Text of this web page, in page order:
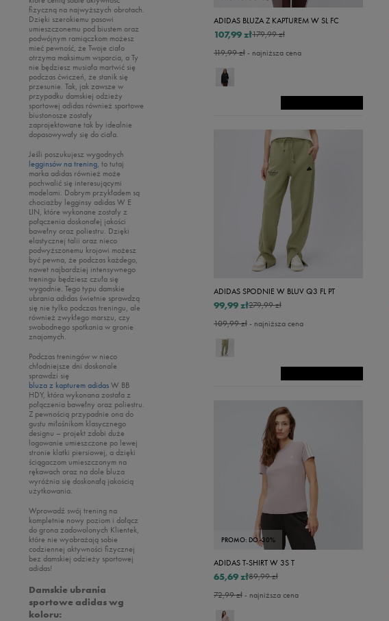
ADIDAS BLUZA Z KAPTUREM W SL FC
179,99 zł
107,99 zł
119,99 zł- najniższa cena
ADIDAS SPODNIE W BLUV Q3 FL PT
279,99 zł
99,99 zł
109,99 zł- najniższa cena
PROMO: DO -30%
ADIDAS T-SHIRT W 3S T
89,99 zł
65,69 zł
72,99 zł- najniższa cena
Akcesoria narciarskie
Szaliki i rękawiczki
Czapki zimowe
Levi's
Lacoste
New Balance
New Era
Nike
Oto
Puma
Reebok
Sizeer
Skechers
Timberland
Umbro
Under Armour
Up8
U.S. Polo ASSN.
Vans
fizyczną na najwyższych obrotach.
Dzięki szerokiemu pasowi
umieszczonemu pod biustem oraz
podwójnym ramiączkom możesz
mieć pewność, że Twoje ciało
otrzyma maksimum wsparcia, a Ty
nie będziesz musiała martwić się
podczas ćwiczeń, że stanik się
przesunie. Tak, jak zawsze w
przypadku damskiej odzieży
sportowej adidas również sportowe
biustonosze zostały
zaprojektowane tak by idealnie
dopasowywały się do ciała.
Jeśli poszukujesz wygodnych
legginsów na trening, to tutaj
marka adidas również może
pochwalić się interesującymi
modelami. Dobrym przykładem są
chociażby legginsy adidas W E
LIN, które wykonane zostały z
połączenia doskonałej jakości
bawełny oraz poliestru. Dzięki
elastycznej talii oraz nieco
podwyższonemu krojowi możesz
być pewna, że podczas każdego,
nawet najbardziej intensywnego
treningu będziesz czuła się
wygodnie. Tego typu damskie
ubrania adidas świetnie sprawdzą
się nie tylko podczas treningu, ale
również zwykłego marszu, czy
swobodnego spotkania w gronie
znajomych.
Podczas treningów w nieco
chłodniejsze dni doskonale
sprawdzi się
bluza z kapturem adidasW BB
HDY, która wykonana została z
połączenia bawełny oraz poliestru.
Z pewnością przypadnie ona do
gustu miłośnikom klasycznego
designu – projekt zdobi duże
logowanie umieszczone po lewej
stronie klatki piersiowej, a dzięki
ściągaczom umieszczonym na
rękawach oraz na dole bluza
wyróżnia się doskonałą jakością
użytkowania.
Wprowadź swój trening na
kompletnie nowy poziom i dołącz
do grona zadowolonych Klientek,
które nie wyobrażają sobie
codziennej aktywności fizycznej
bez damskiej odzieży sportowej
adidas!
Damskie ubrania
sportowe adidas wg
koloru: